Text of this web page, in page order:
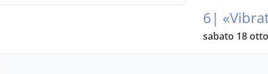
6|
sabato 18
7|